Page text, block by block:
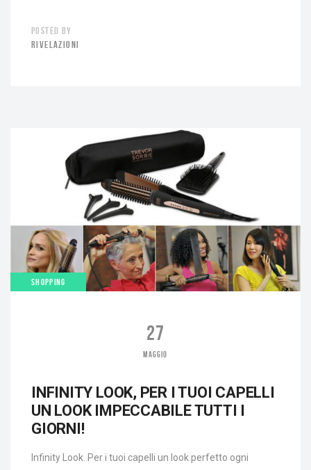
POSTED BY
RIVELAZIONI
SHOPPING
27
MAGGIO
INFINITY LOOK, PER I TUOI CAPELLI
UN LOOK IMPECCABILE TUTTI I
GIORNI!
Infinity Look. Per i tuoi capelli un look perfetto ogni